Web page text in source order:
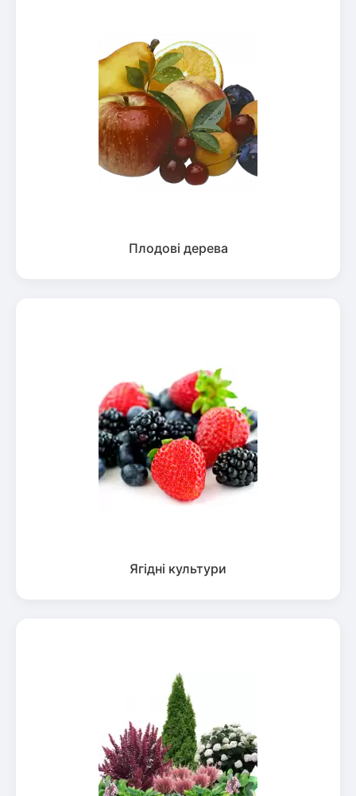
Плодові дерева
Ягідні культури